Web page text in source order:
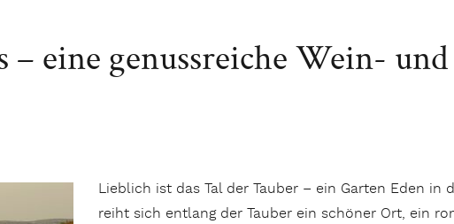
eine genussreiche Wein-
Lieblich ist das Tal der Tauber – ein Garten Eden
reiht sich entlang der Tauber ein schöner Ort, ein